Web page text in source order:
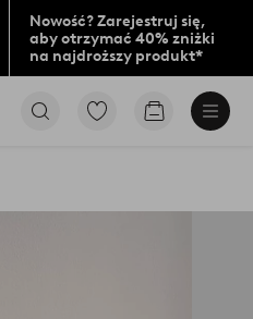
Nowość? Zarejestruj się,
aby otrzymać 40% zniżki
na najdroższy produkt*
PrzejdźPrzejdź